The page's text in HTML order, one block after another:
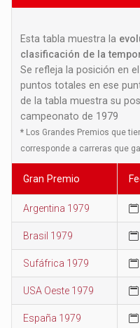
Esta tabla muestra la
clasificación de la
Se refleja la posición en
puntos totales en ese
de la tabla muestra su
campeonato de 1979
* Los Grandes Premios que
corresponde a carreras que
Gran Premio
Argentina 1979
Brasil 1979
Sufáfrica 1979
USA Oeste 1979
España 1979